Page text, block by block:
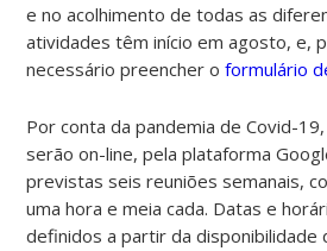
e no acolhimento de todas as
atividades têm início em agosto, e,
necessário preencher oformulário
Por conta da pandemia de Covid-
serão on-line, pela plataforma
previstas seis reuniões semanais,
uma hora e meia cada. Datas e
definidos a partir da disponibilidade